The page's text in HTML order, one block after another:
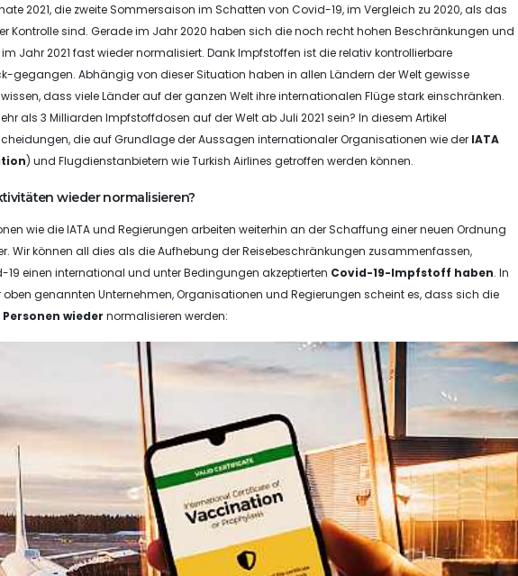
2021, die zweite Sommersaison im Schatten von Covid-19, im Vergleich zu 2020, als das
Kontrolle sind. Gerade im Jahr 2020 haben sich die noch recht hohen Beschränkungen und
Jahr 2021 fast wieder normalisiert. Dank Impfstoffen ist die relativ kontrollierbare
gegangen. Abhängig von dieser Situation haben in allen Ländern der Welt gewisse
dass viele Länder auf der ganzen Welt ihre internationalen Flüge stark einschränken.
als 3 Milliarden Impfstoffdosen auf der Welt ab Juli 2021 sein? In diesem Artikel
die auf Grundlage der Aussagen internationaler Organisationen wie der IATA
) und Flugdienstanbietern wie Turkish Airlines getroffen werden können.
wieder normalisieren?
wie die IATA und Regierungen arbeiten weiterhin an der Schaffung einer neuen Ordnung
Wir können all dies als die Aufhebung der Reisebeschränkungen zusammenfassen,
einen international und unter Bedingungen akzeptierten Covid-19-Impfstoff haben. In
genannten Unternehmen, Organisationen und Regierungen scheint es, dass sich die
wieder normalisieren werden: